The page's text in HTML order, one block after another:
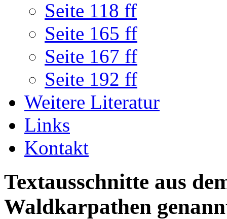
Seite 118 ff
Seite 165 ff
Seite 167 ff
Seite 192 ff
Weitere Literatur
Links
Kontakt
Textausschnitte aus
Waldkarpathen